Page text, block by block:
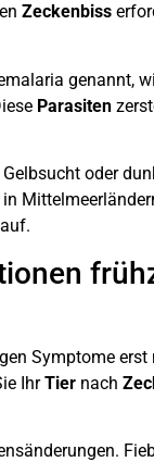
Zeckenbiss
genannt,
Parasiten
oder
Symptome erst
IhrTier nach